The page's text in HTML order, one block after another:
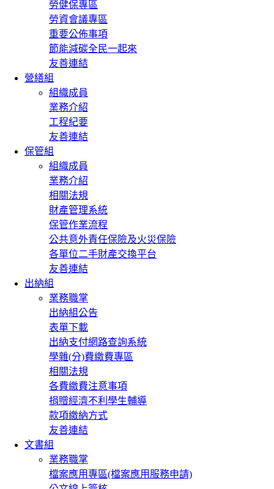
勞健保專區
勞資會議專區
重要公佈事項
節能減碳全民一起來
友善連結
營繕組
組織成員
業務介紹
工程紀要
友善連結
保管組
組織成員
業務介紹
相關法規
財產管理系統
保管作業流程
公共意外責任保險及火災保險
各單位二手財產交換平台
友善連結
出納組
業務職掌
出納組公告
表單下載
出納支付網路查詢系統
學雜(分)費繳費專區
相關法規
各費繳費注意事項
捐贈經濟不利學生輔導
款項繳納方式
友善連結
文書組
業務職掌
檔案應用專區(檔案應用服務申請)